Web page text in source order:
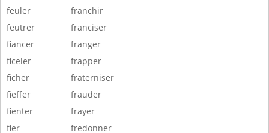
feuler
feutrer
fiancer
ficeler
ficher
fieffer
fienter
fier
franchir
franciser
franger
frapper
fraterniser
frauder
frayer
fredonner